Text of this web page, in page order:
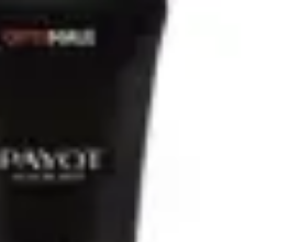
la pielCuidado de la Piel